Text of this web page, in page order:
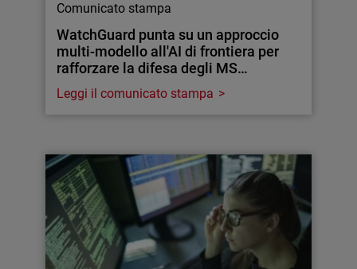
Comunicato stampa
WatchGuard punta su un approccio
multi-modello all'AI di frontiera per
rafforzare la difesa degli MS…
Leggi il comunicato stampa